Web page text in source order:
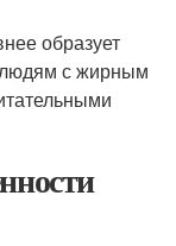
образует
людям с жирным